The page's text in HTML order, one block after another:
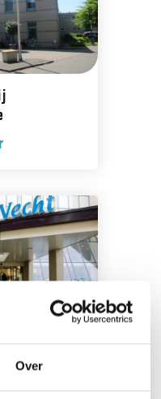
Over
't Huis